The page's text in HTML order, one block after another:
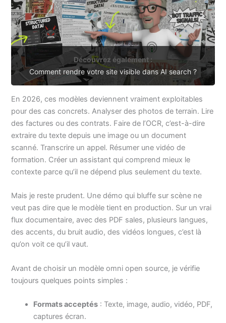
Découvrez également :
Comment rendre votre site visible dans AI search ?
En 2026, ces modèles deviennent vraiment exploitables
pour des cas concrets. Analyser des photos de terrain. Lire
des factures ou des contrats. Faire de l’OCR, c’est-à-dire
extraire du texte depuis une image ou un document
scanné. Transcrire un appel. Résumer une vidéo de
formation. Créer un assistant qui comprend mieux le
contexte parce qu’il ne dépend plus seulement du texte.
Mais je reste prudent. Une démo qui bluffe sur scène ne
veut pas dire que le modèle tient en production. Sur un vrai
flux documentaire, avec des PDF sales, plusieurs langues,
des accents, du bruit audio, des vidéos longues, c’est là
qu’on voit ce qu’il vaut.
Avant de choisir un modèle omni open source, je vérifie
toujours quelques points simples :
Formats acceptés : Texte, image, audio, vidéo, PDF,
captures écran.